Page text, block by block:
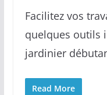
Facilitez vos
quelques outils
jardinier
Read More